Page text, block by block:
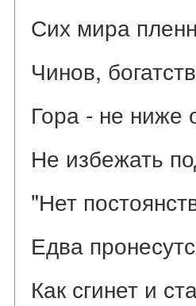
Сих мира
Чинов,
Гора - не ниже
Не избежать
"Нет
Едва
Как сгинет и